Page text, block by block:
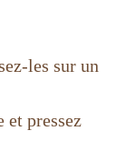
les sur un
et pressez